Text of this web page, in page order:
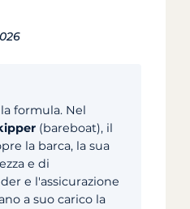
formula. Nel
(bareboat), il
la barca, la sua
e di
e l'assicurazione
a suo carico la